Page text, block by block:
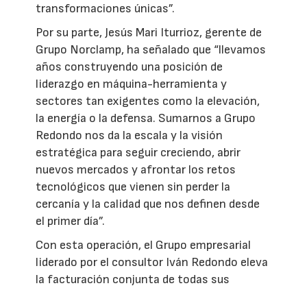
transformaciones únicas”.
Por su parte, Jesús Mari Iturrioz, gerente de
Grupo Norclamp, ha señalado que “llevamos
años construyendo una posición de
liderazgo en máquina-herramienta y
sectores tan exigentes como la elevación,
la energía o la defensa. Sumarnos a Grupo
Redondo nos da la escala y la visión
estratégica para seguir creciendo, abrir
nuevos mercados y afrontar los retos
tecnológicos que vienen sin perder la
cercanía y la calidad que nos definen desde
el primer día”.
Con esta operación, el Grupo empresarial
liderado por el consultor Iván Redondo eleva
la facturación conjunta de todas sus